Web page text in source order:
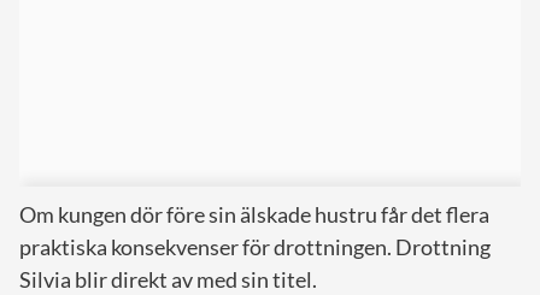
Om kungen dör före sin älskade hustru får det flera
praktiska konsekvenser för drottningen. Drottning
Silvia blir direkt av med sin titel.